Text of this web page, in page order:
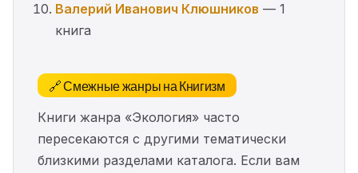
Валерий Иванович Клюшников — 1
книга
🔗 Смежные жанры на Книгизм
Книги жанра «Экология» часто
пересекаются с другими тематически
близкими разделами каталога. Если вам